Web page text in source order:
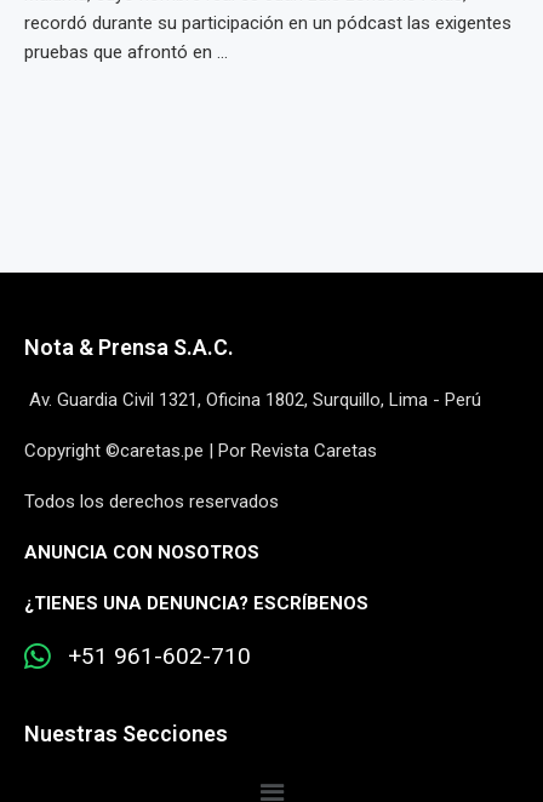
recordó durante su participación en un pódcast las exigentes
pruebas que afrontó en ...
Nota & Prensa S.A.C.
Av. Guardia Civil 1321, Oficina 1802, Surquillo, Lima - Perú
Copyright ©caretas.pe | Por Revista Caretas
Todos los derechos reservados
ANUNCIA CON NOSOTROS
¿TIENES UNA DENUNCIA? ESCRÍBENOS
+51 961-602-710
Nuestras Secciones